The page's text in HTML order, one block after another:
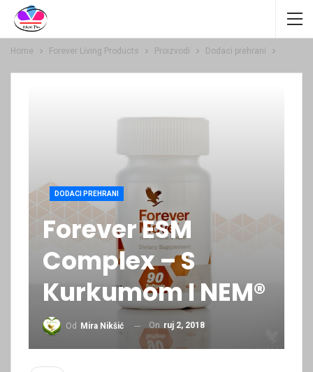
Home Forever Living Products Proizvodi Dodaci prehrani
DODACI PREHRANI
Forever ESM
Complex – S
Kurkumom I NEM®
Od Mira Nikšić On ruj 2, 2018